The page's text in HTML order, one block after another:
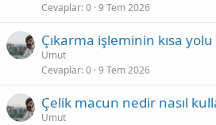
Cevaplar 0 9 Tem 2026
Çıkarma işleminin kısa
Umut
Cevaplar 0 9 Tem 2026
Çelik macun nedir nasıl
Umut